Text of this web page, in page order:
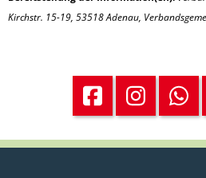
Kirchstr. 15-19, 53518 Adenau,